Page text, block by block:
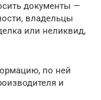
документы —
владельцы
или неликвид,
по ней
и